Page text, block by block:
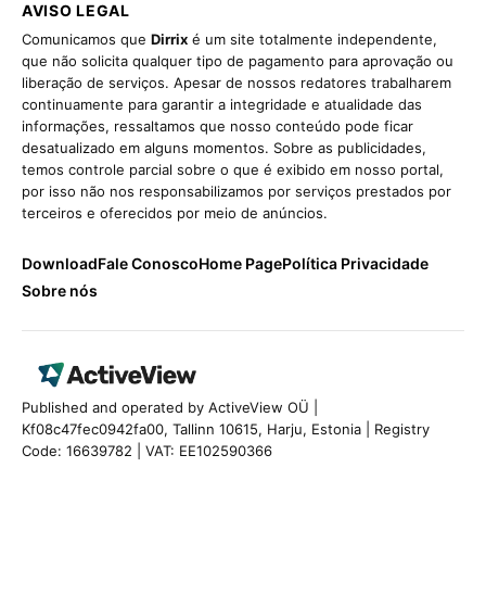
AVISO LEGAL
Comunicamos que Dirrix é um site totalmente independente,
que não solicita qualquer tipo de pagamento para aprovação ou
liberação de serviços. Apesar de nossos redatores trabalharem
continuamente para garantir a integridade e atualidade das
informações, ressaltamos que nosso conteúdo pode ficar
desatualizado em alguns momentos. Sobre as publicidades,
temos controle parcial sobre o que é exibido em nosso portal,
por isso não nos responsabilizamos por serviços prestados por
terceiros e oferecidos por meio de anúncios.
DownloadFale ConoscoHome PagePolítica Privacidade
Sobre nós
Published and operated by ActiveView OÜ |
Kf08c47fec0942fa00, Tallinn 10615, Harju, Estonia | Registry
Code: 16639782 | VAT: EE102590366